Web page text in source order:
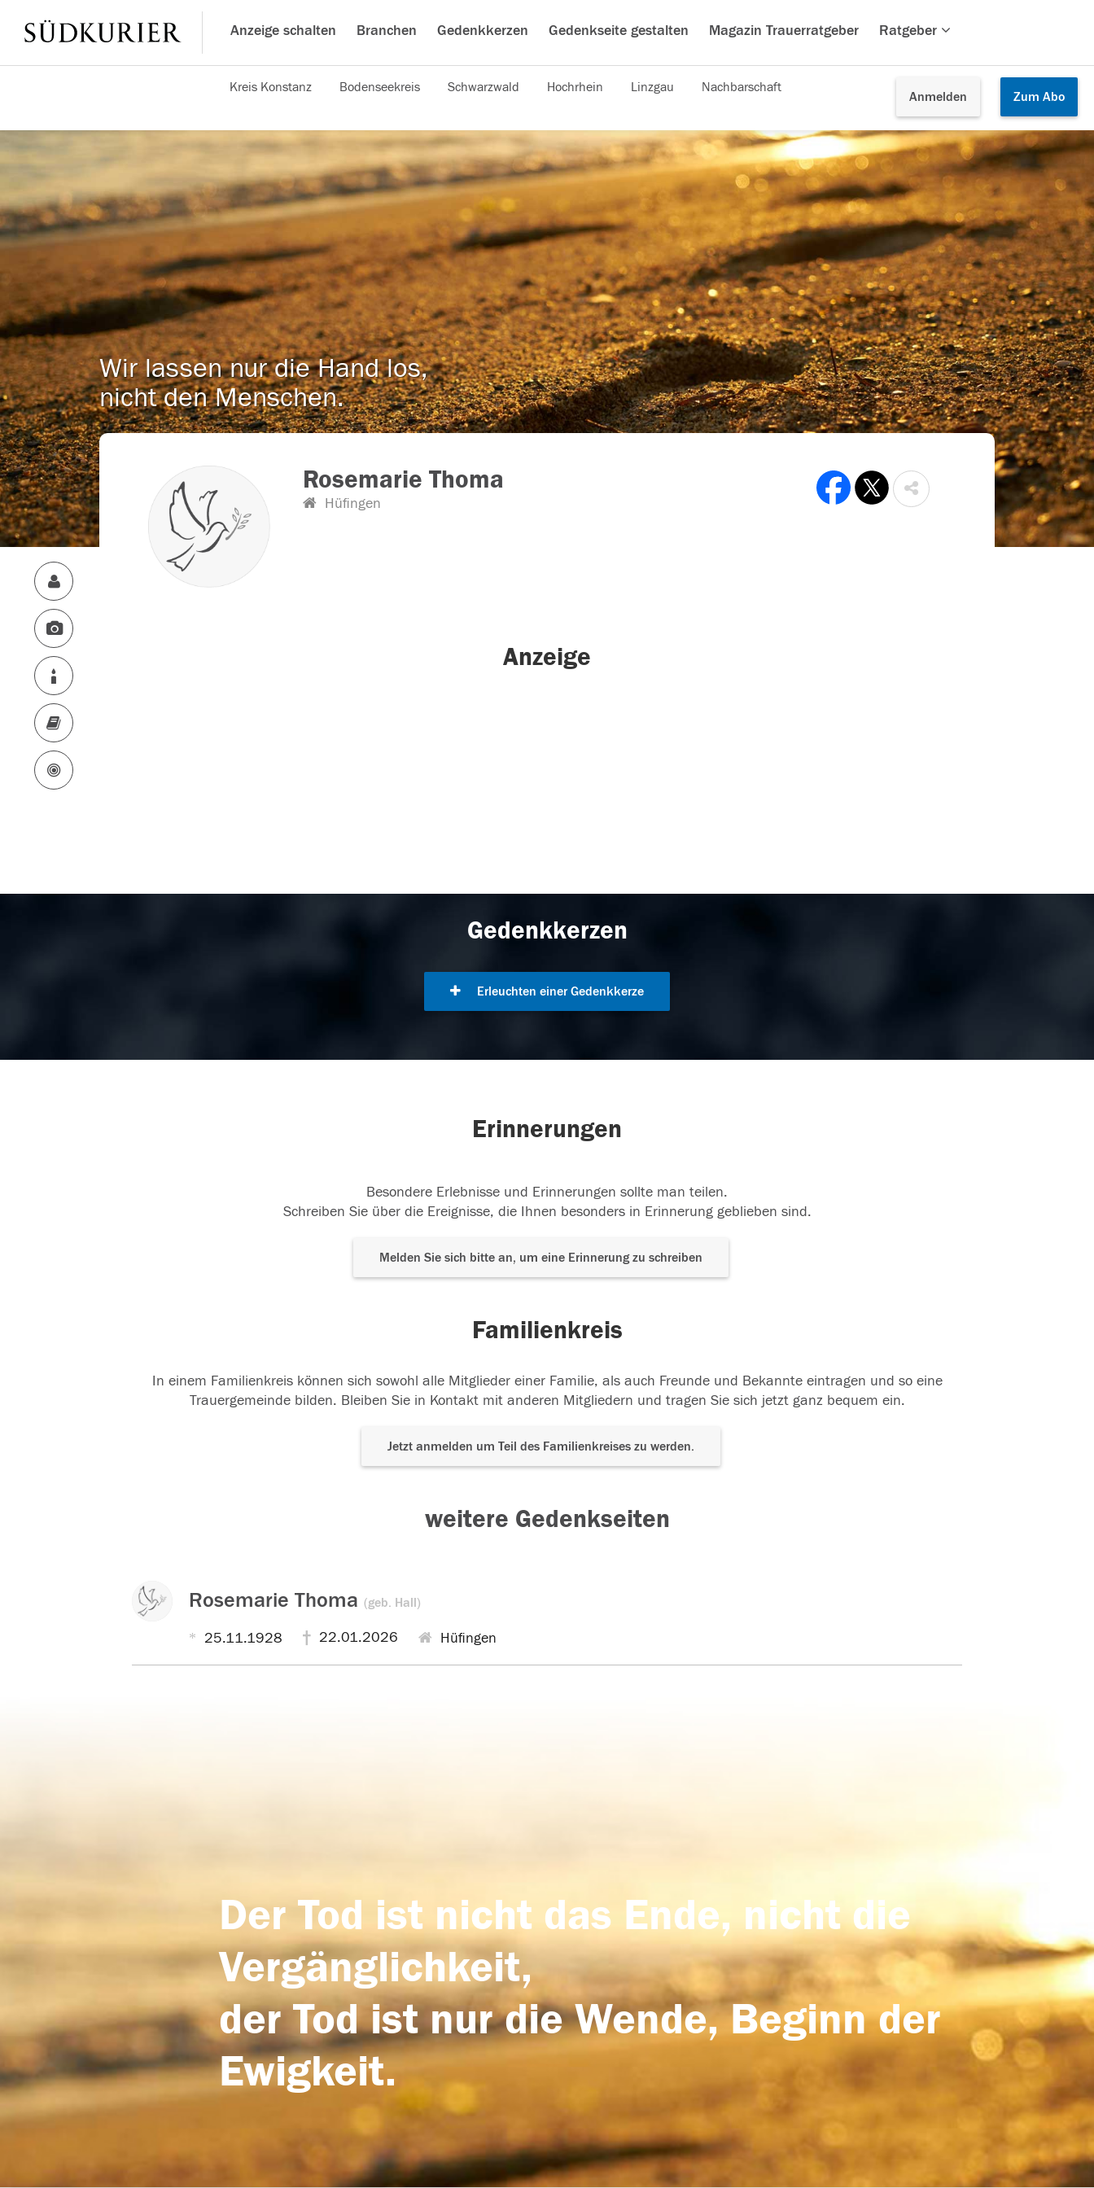
Anzeige schalten Branchen Gedenkkerzen Gedenkseite gestalten Magazin Trauerratgeber Ratgeber
Anmelden Zum Abo
Kreis Konstanz Bodenseekreis Schwarzwald Hochrhein Linzgau Nachbarschaft
Wir lassen nur die Hand los,
nicht den Menschen.
Rosemarie Thoma
Hüfingen
Anzeige
Gedenkkerzen
Erleuchten einer Gedenkkerze
Erinnerungen
Besondere Erlebnisse und Erinnerungen sollte man teilen.
Schreiben Sie über die Ereignisse, die Ihnen besonders in Erinnerung geblieben sind.
Melden Sie sich bitte an, um eine Erinnerung zu schreiben
Familienkreis
In einem Familienkreis können sich sowohl alle Mitglieder einer Familie, als auch Freunde und Bekannte eintragen und so eine
Trauergemeinde bilden. Bleiben Sie in Kontakt mit anderen Mitgliedern und tragen Sie sich jetzt ganz bequem ein.
Jetzt anmelden um Teil des Familienkreises zu werden.
weitere Gedenkseiten
Rosemarie Thoma (geb. Hall)
25.11.1928 22.01.2026 Hüfingen
Der Tod ist nicht das Ende, nicht die
Vergänglichkeit,
der Tod ist nur die Wende, Beginn der
Ewigkeit.